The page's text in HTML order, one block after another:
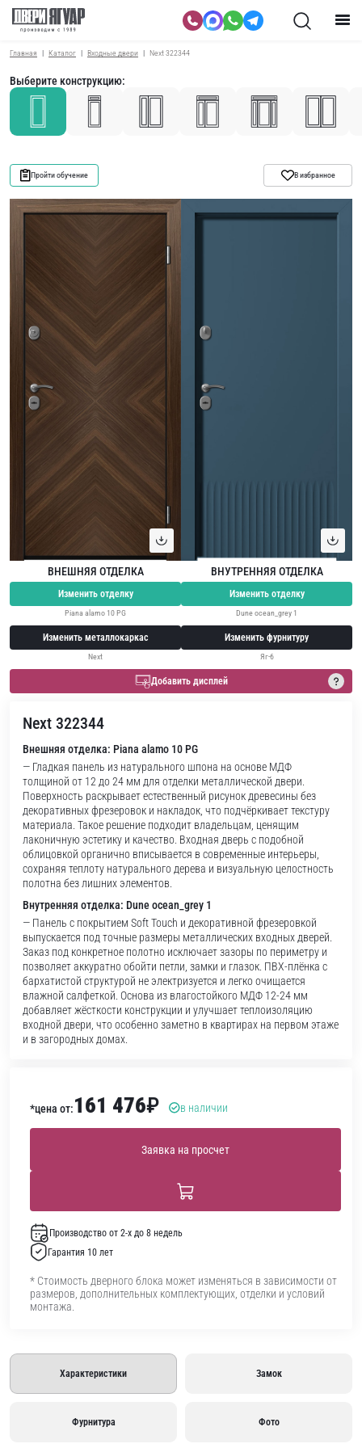
Главная Каталог Входные двери Next 322344
Выберите конструкцию:
Пройти обучение В избранное
ВНЕШНЯЯ ОТДЕЛКА
Изменить отделку
Piana alamo 10 PG
Изменить металлокаркас
Next
ВНУТРЕННЯЯ ОТДЕЛКА
Изменить отделку
Dune ocean_grey 1
Изменить фурнитуру
Яг-6
Добавить дисплей
Next 322344
Внешняя отделка: Piana alamo 10 PG
— Гладкая панель из натурального шпона на основе МДФ
толщиной от 12 до 24 мм для отделки металлической двери.
Поверхность раскрывает естественный рисунок древесины без
декоративных фрезеровок и накладок, что подчёркивает текстуру
материала. Такое решение подходит владельцам, ценящим
лаконичную эстетику и качество. Входная дверь с подобной
облицовкой органично вписывается в современные интерьеры,
сохраняя теплоту натурального дерева и визуальную целостность
полотна без лишних элементов.
Внутренняя отделка: Dune ocean_grey 1
— Панель с покрытием Soft Touch и декоративной фрезеровкой
выпускается под точные размеры металлических входных дверей.
Заказ под конкретное полотно исключает зазоры по периметру и
позволяет аккуратно обойти петли, замки и глазок. ПВХ-плёнка с
бархатистой структурой не электризуется и легко очищается
влажной салфеткой. Основа из влагостойкого МДФ 12-24 мм
добавляет жёсткости конструкции и улучшает теплоизоляцию
входной двери, что особенно заметно в квартирах на первом этаже
и в загородных домах.
*цена от:161 476₽ в наличии
Заявка на просчет
Производство от 2-х до 8 недель
Гарантия 10 лет
* Стоимость дверного блока может изменяться в зависимости от
размеров, дополнительных комплектующих, отделки и условий
монтажа.
Характеристики Замок
Фурнитура Фото